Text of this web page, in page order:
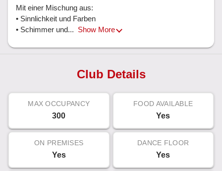
Mit einer Mischung aus:
• Sinnlichkeit und Farben
• Schimmer und... Show More
Club Details
MAX OCCUPANCY
300
FOOD AVAILABLE
Yes
ON PREMISES
Yes
DANCE FLOOR
Yes